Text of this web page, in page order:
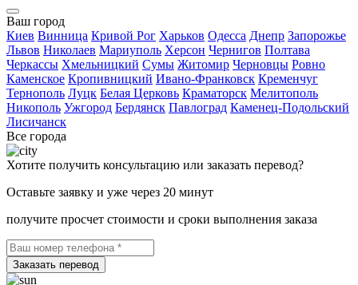
Ваш город
Киев Винница Кривой Рог Харьков Одесса Днепр Запорожье
Львов Николаев Мариуполь Херсон Чернигов Полтава
Черкассы Хмельницкий Сумы Житомир Черновцы Ровно
Каменское Кропивницкий Ивано-Франковск Кременчуг
Тернополь Луцк Белая Церковь Краматорск Мелитополь
Никополь Ужгород Бердянск Павлоград Каменец-Подольский
Лисичанск
Все города
Хотите получить консультацию или заказать перевод?
Оставьте заявку и уже через 20 минут
получите просчет стоимости и сроки выполнения заказа
Заказать перевод